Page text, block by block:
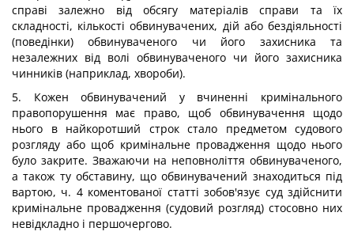
справі залежно від обсягу матеріалів справи та їх
складності, кількості обвинувачених, дій або бездіяльності
(поведінки) обвинуваченого чи його захисника та
незалежних від волі обвинуваченого чи його захисника
чинників (наприклад, хвороби).
5. Кожен обвинувачений у вчиненні кримінального
правопорушення має право, щоб обвинувачення щодо
нього в найкоротший строк стало предметом судового
розгляду або щоб кримінальне провадження щодо нього
було закрите. Зважаючи на неповноліття обвинуваченого,
а також ту обставину, що обвинувачений знаходиться під
вартою, ч. 4 коментованої статті зобов'язує суд здійснити
кримінальне провадження (судовий розгляд) стосовно них
невідкладно і першочергово.